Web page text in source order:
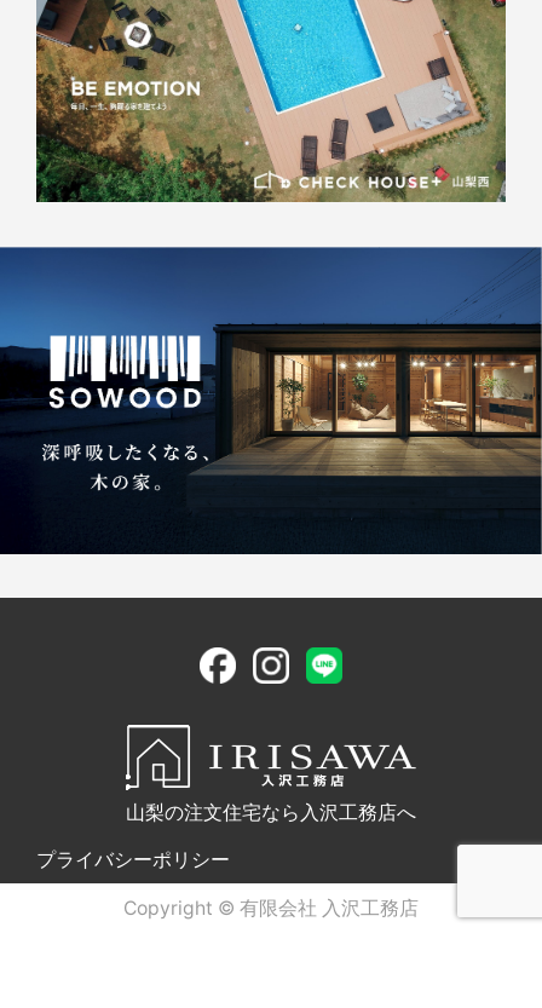
山梨の注文住宅なら入沢工務店へ
プライバシーポリシー
Copyright © 有限会社 入沢工務店